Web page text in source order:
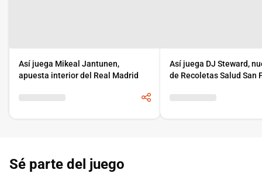
Así juega Mikeal Jantunen,
apuesta interior del Real Madrid
Así juega DJ Steward,
de Recoletas Salud San
Sé parte del juego